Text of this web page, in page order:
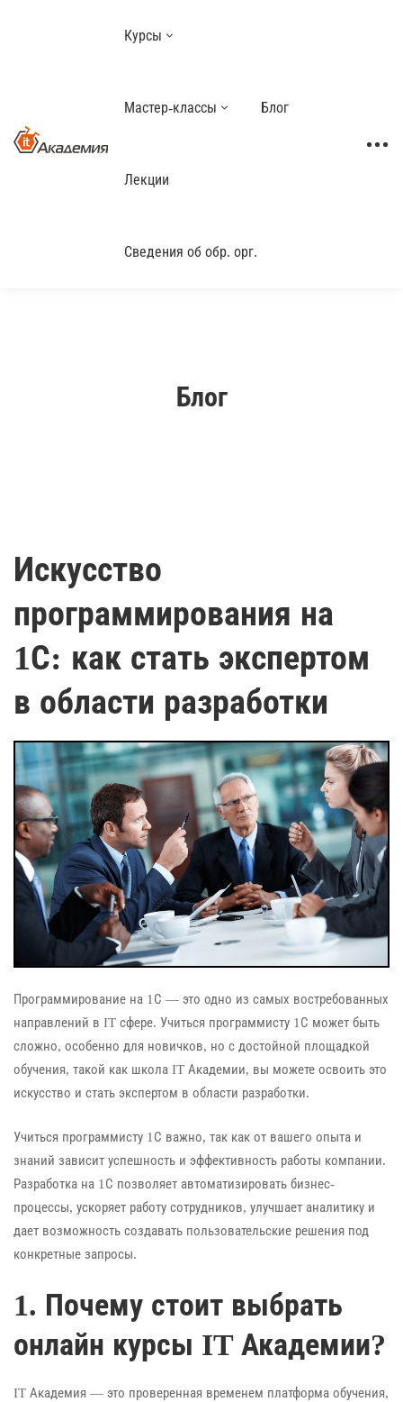
Курсы
Мастер-классы Блог
Лекции
Сведения об обр. орг.
Блог
Искусство
программирования на
1С: как стать экспертом
в области разработки
Программирование на 1С — это одно из самых востребованных
направлений в IT сфере. Учиться программисту 1С может быть
сложно, особенно для новичков, но с достойной площадкой
обучения, такой как школа IT Академии, вы можете освоить это
искусство и стать экспертом в области разработки.
Учиться программисту 1С важно, так как от вашего опыта и
знаний зависит успешность и эффективность работы компании.
Разработка на 1С позволяет автоматизировать бизнес-
процессы, ускоряет работу сотрудников, улучшает аналитику и
дает возможность создавать пользовательские решения под
конкретные запросы.
1. Почему стоит выбрать
онлайн курсы IT Академии?
IT Академия — это проверенная временем платформа обучения,